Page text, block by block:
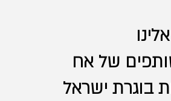
של אח
בוגרת ישראל